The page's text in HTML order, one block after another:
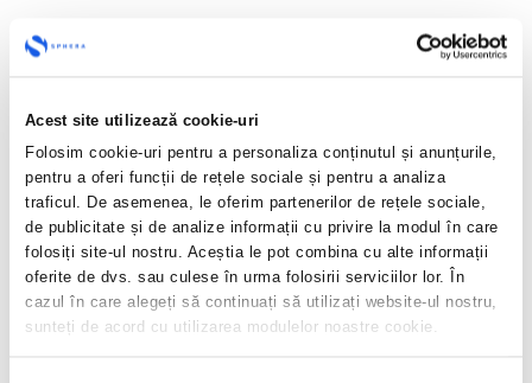
Acest site utilizează cookie-uri
Folosim cookie-uri pentru a personaliza conținutul și anunțurile,
pentru a oferi funcții de rețele sociale și pentru a analiza
traficul. De asemenea, le oferim partenerilor de rețele sociale,
de publicitate și de analize informații cu privire la modul în care
folosiți site-ul nostru. Aceștia le pot combina cu alte informații
oferite de dvs. sau culese în urma folosirii serviciilor lor. În
cazul în care alegeți să continuați să utilizați website-ul nostru,
sunteți de acord cu utilizarea modulelor noastre cookie.
Grupului de a crește transparența privind acțiunile din sfera
referitoare la schimbările climatice – Task Force on Climate-related
Financial Disclosures (TCFD) – a fost înființat în 2015 de către
Financial Stability Board (FSB, Consiliul pentru stabilitate financiară).
Recomandările TCFD sunt concepute pentru a ajuta companiile să
raporteze informații consecvente, utile, anticipative, privind
impactul financiar material al riscurilor și oportunităților legate de
schimbările climatice, pentru utilizare de către creditori, asiguratori,
investitori și alte părți interesate.
Raportul TCFD integral poate fi consultat pe
website-ul companiei